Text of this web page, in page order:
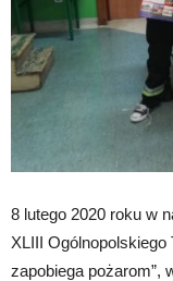
8 lutego 2020 roku w
XLIII Ogólnopolskiego
zapobiega pożarom”,